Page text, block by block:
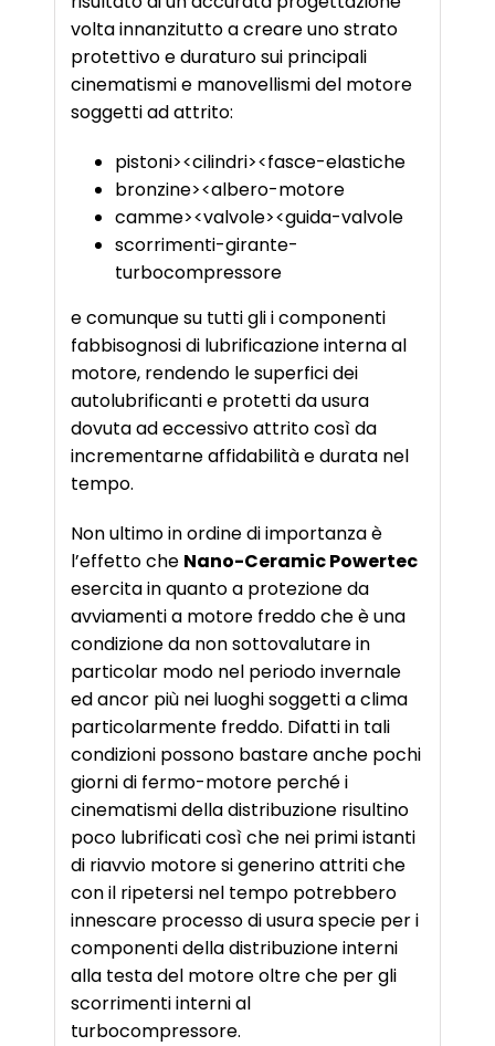
volta innanzitutto a creare uno strato
protettivo e duraturo sui principali
cinematismi e manovellismi del motore
soggetti ad attrito:
pistoni><cilindri><fasce-elastiche
bronzine><albero-motore
camme><valvole><guida-valvole
scorrimenti-girante-
turbocompressore
e comunque su tutti gli i componenti
fabbisognosi di lubrificazione interna al
motore, rendendo le superfici dei
autolubrificanti e protetti da usura
dovuta ad eccessivo attrito così da
incrementarne affidabilità e durata nel
tempo.
Non ultimo in ordine di importanza è
l’effetto che Nano-Ceramic Powertec
esercita in quanto a protezione da
avviamenti a motore freddo che è una
condizione da non sottovalutare in
particolar modo nel periodo invernale
ed ancor più nei luoghi soggetti a clima
particolarmente freddo. Difatti in tali
condizioni possono bastare anche pochi
giorni di fermo-motore perché i
cinematismi della distribuzione risultino
poco lubrificati così che nei primi istanti
di riavvio motore si generino attriti che
con il ripetersi nel tempo potrebbero
innescare processo di usura specie per i
componenti della distribuzione interni
alla testa del motore oltre che per gli
scorrimenti interni al
turbocompressore.